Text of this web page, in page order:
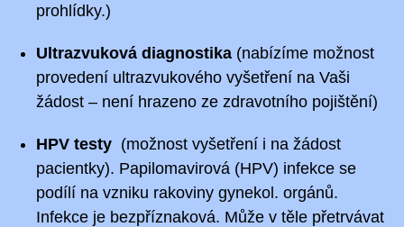
prohlídky.)
Ultrazvuková diagnostika (nabízíme možnost
provedení ultrazvukového vyšetření na Vaši
žádost – není hrazeno ze zdravotního pojištění)
HPV testy (možnost vyšetření i na žádost
pacientky). Papilomavirová (HPV) infekce se
podílí na vzniku rakoviny gynekol. orgánů.
Infekce je bezpříznaková. Může v těle přetrvávat